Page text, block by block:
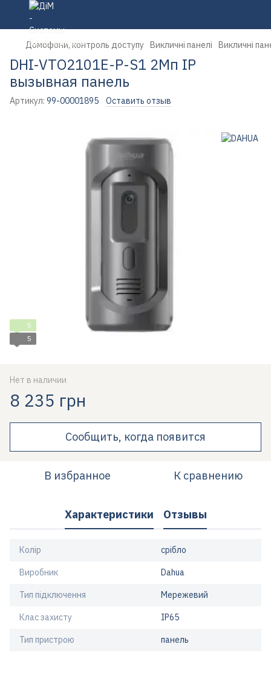
Домофони, контроль доступу Викличні панелі Викличні
DHI-VTO2101E-P-S1 2Мп IP
вызывная панель
Артикул: 99-00001895 Оставить отзыв
5
5
Нет в наличии
8 235 грн
Сообщить, когда появится
В избранное К сравнению
Характеристики Отзывы
Колір срібло
Виробник Dahua
Тип підключення Мережевий
Клас захисту IP65
Тип пристрою панель